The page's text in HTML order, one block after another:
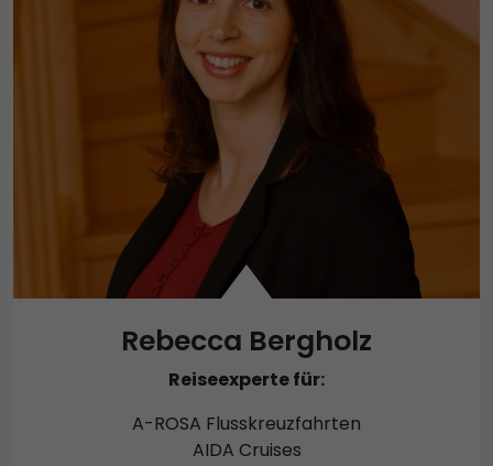
Rebecca Bergholz
Reiseexperte für:
A-ROSA Flusskreuzfahrten
AIDA Cruises